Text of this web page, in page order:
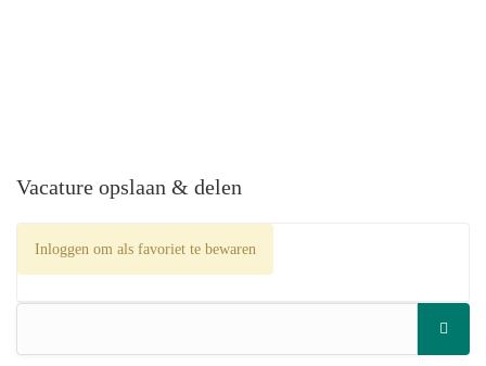
Vacature opslaan & delen
Inloggen om als favoriet te bewaren